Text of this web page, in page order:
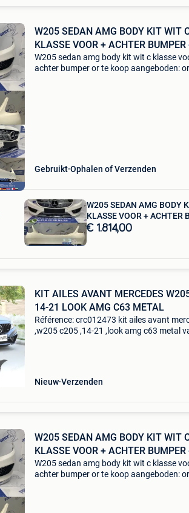
W205 SEDAN AMG BODY KIT WIT
KLASSE VOOR + ACHTER BUMPER
W205 sedan amg body kit wit c klasse
achter bumper or te koop aangeboden:
Gebruikt Ophalen of Verzenden
W205 SEDAN AMG BODY
KLASSE VOOR + ACHTER
€ 1.814,00
KIT AILES AVANT MERCEDES
14-21 LOOK AMG C63 METAL
Référence: crc012473 kit ailes avant
,w205 c205 ,14-21 ,look amg c63 metal
Nieuw Verzenden
W205 SEDAN AMG BODY KIT WIT
KLASSE VOOR + ACHTER BUMPER
W205 sedan amg body kit wit c klasse
achter bumper or te koop aangeboden: